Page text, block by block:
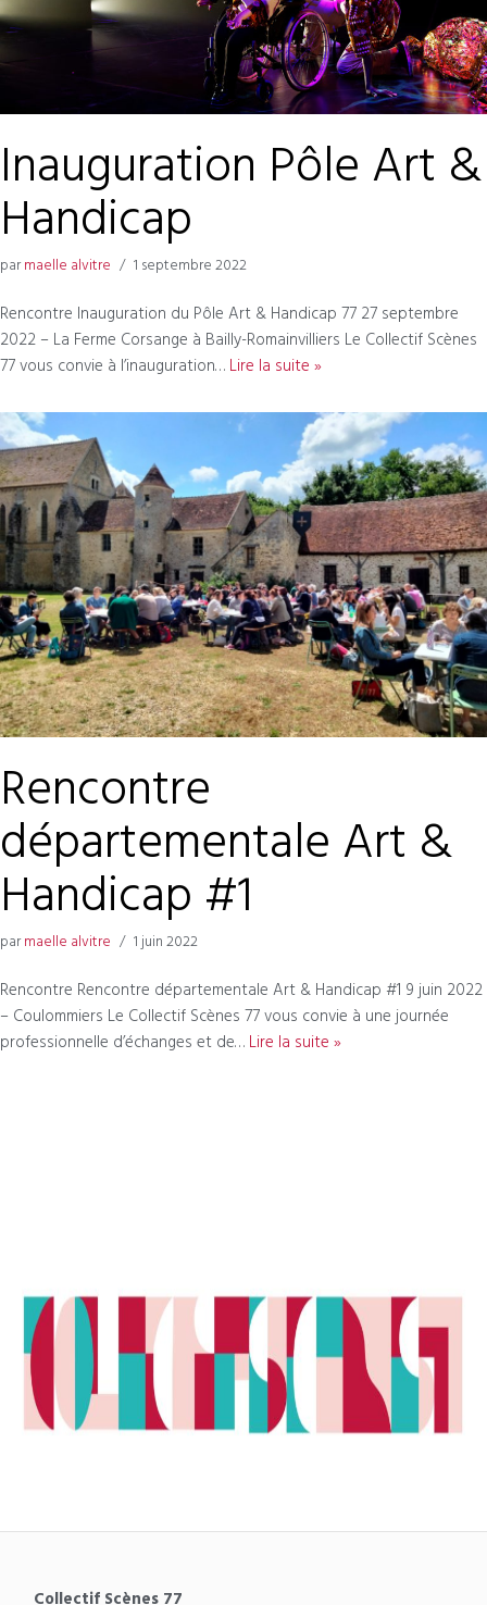
Inauguration Pôle Art &
Handicap
parmaelle alvitre 1 septembre 2022
Rencontre Inauguration du Pôle Art & Handicap 77 27 septembre
2022 – La Ferme Corsange à Bailly-Romainvilliers Le Collectif Scènes
77 vous convie à l’inauguration… Lire la suite »
Rencontre
départementale Art &
Handicap #1
parmaelle alvitre 1 juin 2022
Rencontre Rencontre départementale Art & Handicap #1 9 juin 2022
– Coulommiers Le Collectif Scènes 77 vous convie à une journée
professionnelle d’échanges et de… Lire la suite »
Collectif Scènes 77